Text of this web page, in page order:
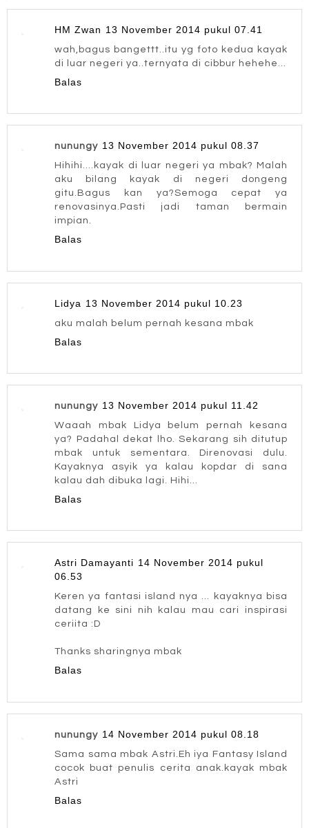
HM Zwan 13 November 2014 pukul 07.41
wah,bagus bangettt..itu yg foto kedua kayak
di luar negeri ya..ternyata di cibbur hehehe...
Balas
nunungy 13 November 2014 pukul 08.37
Hihihi....kayak di luar negeri ya mbak? Malah
aku bilang kayak di negeri dongeng
gitu.Bagus kan ya?Semoga cepat ya
renovasinya.Pasti jadi taman bermain
impian.
Balas
Lidya 13 November 2014 pukul 10.23
aku malah belum pernah kesana mbak
Balas
nunungy 13 November 2014 pukul 11.42
Waaah mbak Lidya belum pernah kesana
ya? Padahal dekat lho. Sekarang sih ditutup
mbak untuk sementara. Direnovasi dulu.
Kayaknya asyik ya kalau kopdar di sana
kalau dah dibuka lagi. Hihi...
Balas
Astri Damayanti 14 November 2014 pukul
06.53
Keren ya fantasi island nya ... kayaknya bisa
datang ke sini nih kalau mau cari inspirasi
ceriita :D
Thanks sharingnya mbak
Balas
nunungy 14 November 2014 pukul 08.18
Sama sama mbak Astri.Eh iya Fantasy Island
cocok buat penulis cerita anak.kayak mbak
Astri
Balas